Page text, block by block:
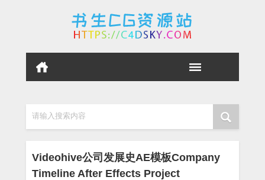
请输入搜索内容
Videohive公司发展史AE模板Company
Timeline After Effects Project